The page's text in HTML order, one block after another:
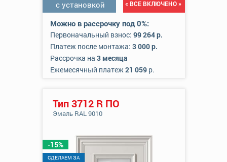
с установкой « ВСЕ ВКЛЮЧЕНО »
Можно в рассрочку под 0%:
Первоначальный взнос: 99 264 р.
Платеж после монтажа: 3 000 р.
Рассрочка на 3 месяца
Ежемесячный платеж21 059р.
-15%
CДЕЛАЕМ ЗА
Тип 3712 R ПО
Эмаль RAL 9010